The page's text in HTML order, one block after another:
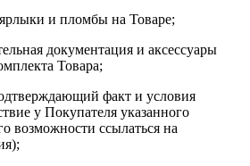
и пломбы на Товаре;
документация и аксессуары
Товара;
факт и условия
у Покупателя указанного
возможности ссылаться на